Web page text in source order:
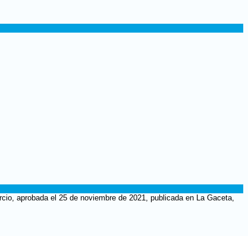
aprobada el 25 de noviembre de 2021, publicada en La Gaceta,